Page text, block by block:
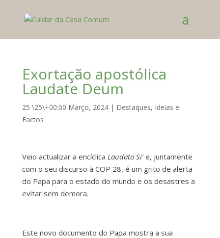
Exortação apostólica
Laudate Deum
25 \25\+00:00 Março, 2024| Destaques, Ideias e
Factos
Veio actualizar a encíclica Laudato Si’e, juntamente
com o seu discurso à COP 28, é um grito de alerta
do Papa para o estado do mundo e os desastres a
evitar sem demora.
Este novo documento do Papa mostra a sua